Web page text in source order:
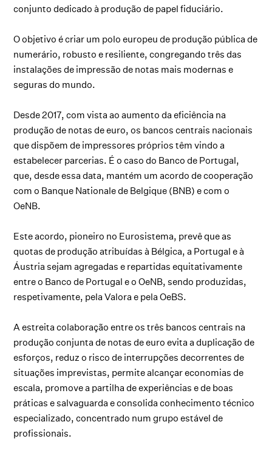
conjunto dedicado à produção de papel fiduciário.
O objetivo é criar um polo europeu de produção pública de
numerário, robusto e resiliente, congregando três das
instalações de impressão de notas mais modernas e
seguras do mundo.
Desde 2017, com vista ao aumento da eficiência na
produção de notas de euro, os bancos centrais nacionais
que dispõem de impressores próprios têm vindo a
estabelecer parcerias. É o caso do Banco de Portugal,
que, desde essa data, mantém um acordo de cooperação
com o Banque Nationale de Belgique (BNB) e com o
OeNB.
Este acordo, pioneiro no Eurosistema, prevê que as
quotas de produção atribuídas à Bélgica, a Portugal e à
Áustria sejam agregadas e repartidas equitativamente
entre o Banco de Portugal e o OeNB, sendo produzidas,
respetivamente, pela Valora e pela OeBS.
A estreita colaboração entre os três bancos centrais na
produção conjunta de notas de euro evita a duplicação de
esforços, reduz o risco de interrupções decorrentes de
situações imprevistas, permite alcançar economias de
escala, promove a partilha de experiências e de boas
práticas e salvaguarda e consolida conhecimento técnico
especializado, concentrado num grupo estável de
profissionais.